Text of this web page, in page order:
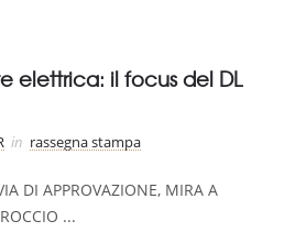
elettrica: il focus del DL
in rassegna stampa
DI APPROVAZIONE, MIRA A
...